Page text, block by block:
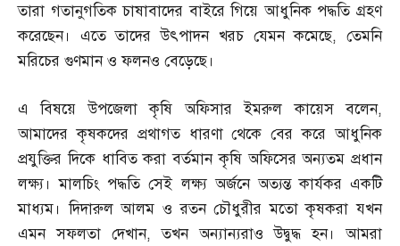
তারা গতানুগতিক চাষাবাদের বাইরে গিয়ে আধুনিক পদ্ধতি গ্রহণ
করেছেন। এতে তাদের উৎপাদন খরচ যেমন কমেছে,তেমনি
মরিচের গুণমান ও ফলনও বেড়েছে।
এ বিষয়ে উপজেলা কৃষি অফিসার ইমরুল কায়েস বলেন,
আমাদের কৃষকদের প্রথাগত ধারণা থেকে বের করে আধুনিক
প্রযুক্তির দিকে ধাবিত করা বর্তমান কৃষি অফিসের অন্যতম প্রধান
লক্ষ্য। মালচিং পদ্ধতি সেই লক্ষ্য অর্জনে অত্যন্ত কার্যকর একটি
মাধ্যম। দিদারুল আলম ও রতন চৌধুরীর মতো কৃষকরা যখন
এমন সফলতা দেখান,তখন অন্যান্যরাও উদ্বুদ্ধ হন। আমরা